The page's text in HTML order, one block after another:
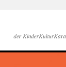
der